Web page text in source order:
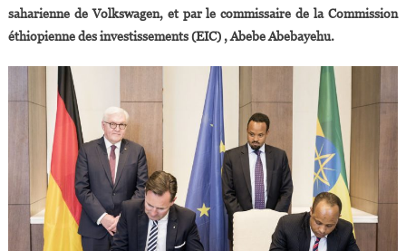
Usine
D’assemblage
Véhicules
En
Éthiopie
saharienne de Volkswagen, et par le commissaire de la Commission
éthiopienne des investissements (EIC) , Abebe Abebayehu.